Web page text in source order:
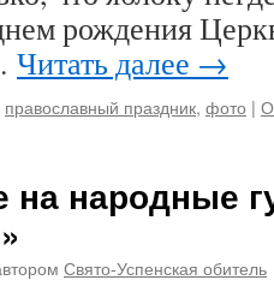
рождения
Читать далее →
православный праздник, фото |
на народные
Свято-Успенская обитель